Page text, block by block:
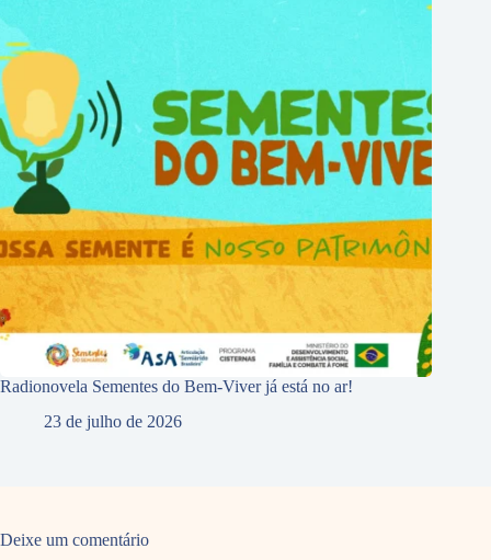
Radionovela Sementes do Bem-Viver já está no ar!
23 de julho de 2026
Deixe um comentário